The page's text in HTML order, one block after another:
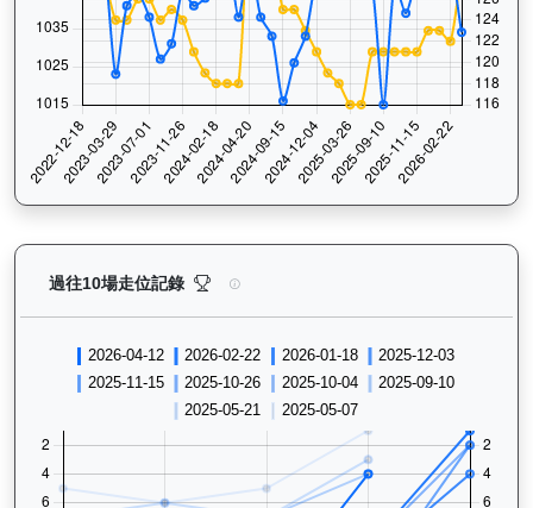
過往10場走位記錄 型到爆（H011）— 過往走位記錄圖